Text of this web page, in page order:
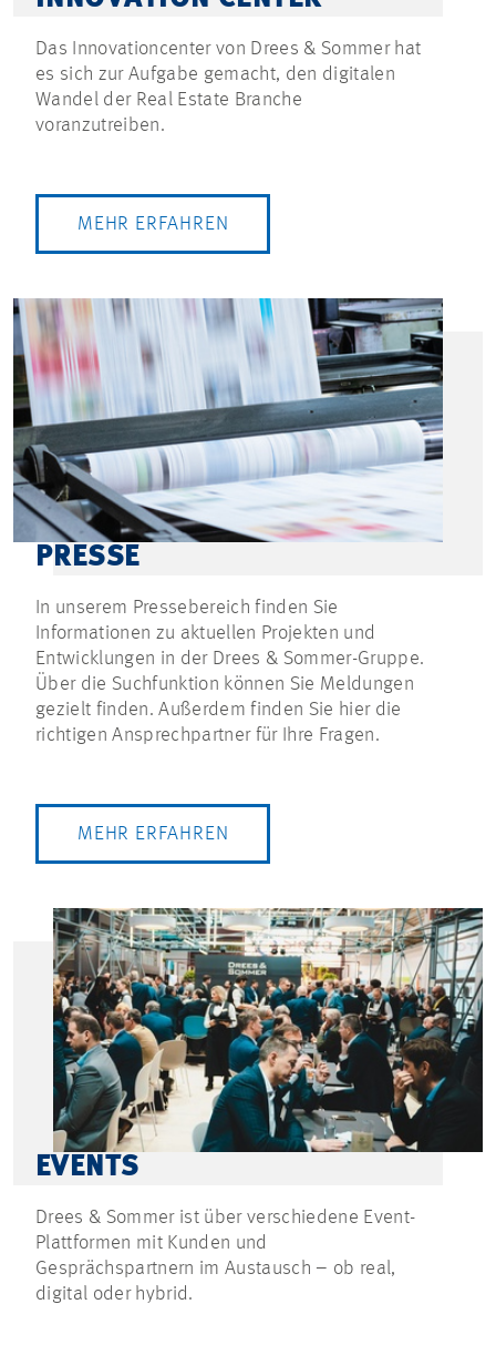
Das Innovationcenter von Drees & Sommer hat
es sich zur Aufgabe gemacht, den digitalen
Wandel der Real Estate Branche
voranzutreiben.
MEHR ERFAHREN
PRESSE
In unserem Pressebereich finden Sie
Informationen zu aktuellen Projekten und
Entwicklungen in der Drees & Sommer-Gruppe.
Über die Suchfunktion können Sie Meldungen
gezielt finden. Außerdem finden Sie hier die
richtigen Ansprechpartner für Ihre Fragen.
MEHR ERFAHREN
EVENTS
Drees & Sommer ist über verschiedene Event-
Plattformen mit Kunden und
Gesprächspartnern im Austausch – ob real,
digital oder hybrid.